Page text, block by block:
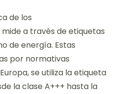
de los
a través de etiquetas
de energía. Estas
por normativas
se utiliza la etiqueta
la clase A+++ hasta la